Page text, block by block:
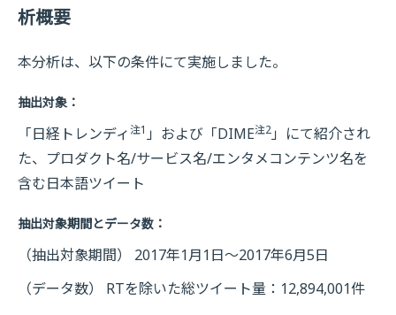
析概要
本分析は、以下の条件にて実施しました。
抽出対象：
「日経トレンディ注1 」および「DIME注2 」にて紹介され
た、プロダクト名/サービス名/エンタメコンテンツ名を
含む日本語ツイート
抽出対象期間とデータ数：
（抽出対象期間） 2017年1月1日～2017年6月5日
（データ数） RTを除いた総ツイート量：12,894,001件